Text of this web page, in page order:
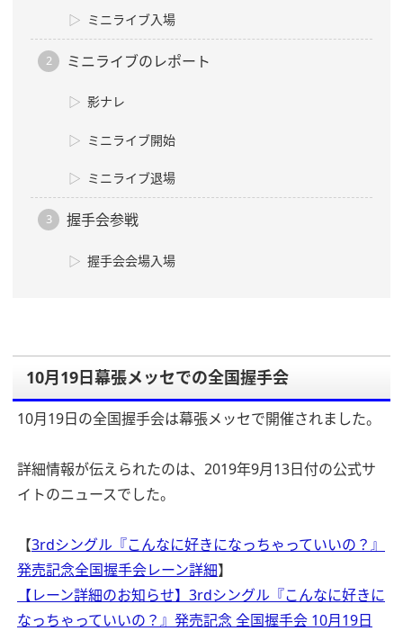
ミニライブ入場
ミニライブのレポート
影ナレ
ミニライブ開始
ミニライブ退場
握手会参戦
握手会会場入場
10月19日幕張メッセでの全国握手会
10月19日の全国握手会は幕張メッセで開催されました。
詳細情報が伝えられたのは、2019年9月13日付の公式サ
イトのニュースでした。
【3rdシングル『こんなに好きになっちゃっていいの？』
発売記念全国握手会レーン詳細】
【レーン詳細のお知らせ】3rdシングル『こんなに好きに
なっちゃっていいの？』発売記念 全国握手会 10月19日